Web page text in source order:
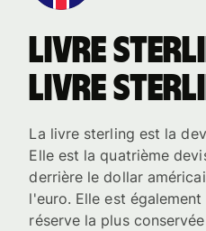
livre
livre
La livre sterling est la
Elle est la quatrième
derrière le dollar
l'euro. Elle est
réserve la plus